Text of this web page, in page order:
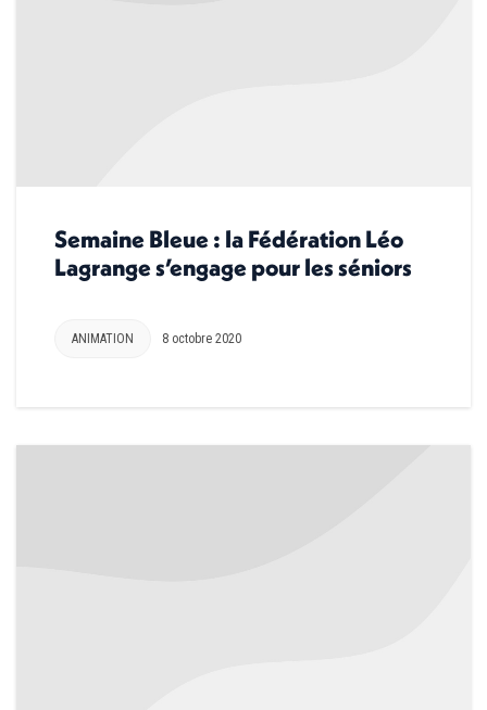
Semaine Bleue : la Fédération Léo
Lagrange s’engage pour les séniors
ANIMATION 8 octobre 2020